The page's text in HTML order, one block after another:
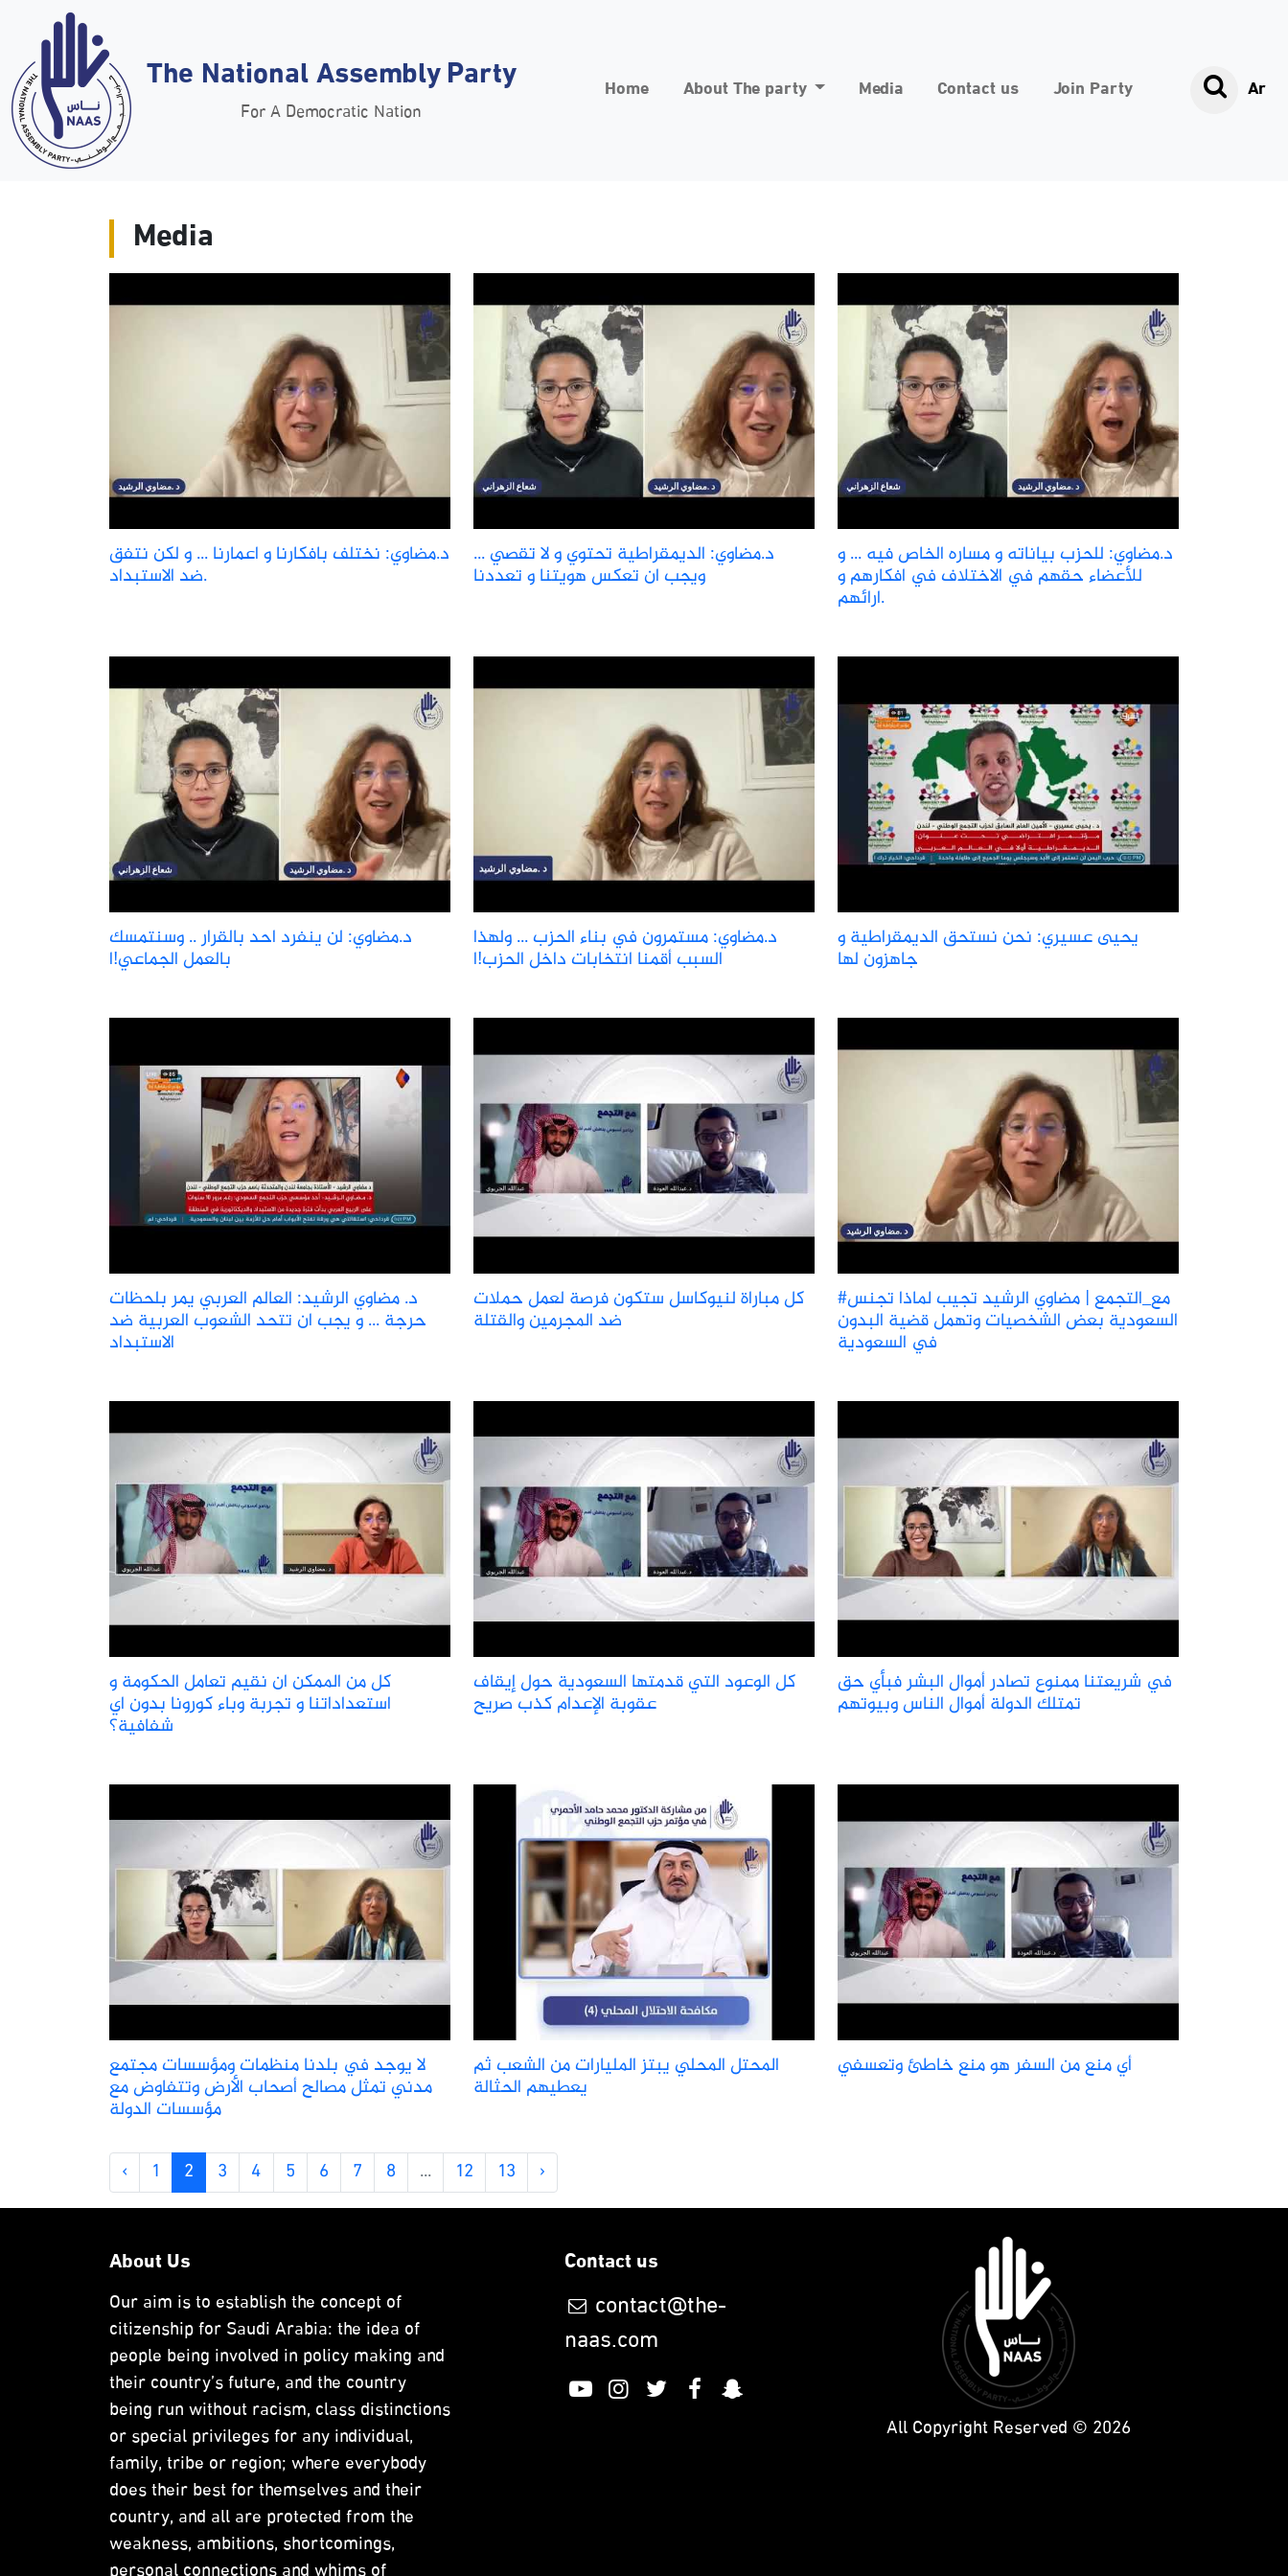
The National Assembly Party
For A Democratic Nation
Home About The party Media Contact us Join Party Ar
Media
د.مضاوي: نختلف بافكارنا و اعمارنا ... و لكن نتفق
ضد الاستبداد.
د.مضاوي: الديمقراطية تحتوي و لا تقصي ...
ويجب ان تعكس هويتنا و تعددنا
د.مضاوي: للحزب بياناته و مساره الخاص فيه ... و
للأعضاء حقهم في الاختلاف في افكارهم و
ارائهم.
د.مضاوي: لن ينفرد احد بالقرار .. وسنتمسك
بالعمل الجماعي!ا
د.مضاوي: مستمرون في بناء الحزب ... ولهذا
السبب أقمنا انتخابات داخل الحزب!ا
يحيى عسيري: نحن نستحق الديمقراطية و
جاهزون لها
د. مضاوي الرشيد: العالم العربي يمر بلحظات
حرجة ... و يجب ان تتحد الشعوب العربية ضد
الاستبداد
كل مباراة لنيوكاسل ستكون فرصة لعمل حملات
ضد المجرمين والقتلة
#مع_التجمع | مضاوي الرشيد تجيب لماذا تجنس
السعودية بعض الشخصيات وتهمل قضية البدون
في السعودية
كل من الممكن ان نقيم تعامل الحكومة و
استعداداتنا و تجربة وباء كورونا بدون اي
شفافية؟
كل الوعود التي قدمتها السعودية حول إيقاف
عقوبة الإعدام كذب صريح
في شريعتنا ممنوع تصادر أموال البشر فبأي حق
تمتلك الدولة أموال الناس وبيوتهم
لا يوجد في بلدنا منظمات ومؤسسات مجتمع
مدني تمثل مصالح أصحاب الأرض وتتفاوض مع
مؤسسات الدولة
المحتل المحلي يبتز المليارات من الشعب ثم
يعطيهم الحثالة
أي منع من السفر هو منع خاطئ وتعسفي
‹ 1 2 3 4 5 6 7 8 ... 12 13 ›
About Us
Our aim is to establish the concept of
citizenship for Saudi Arabia: the idea of
people being involved in policy making and
their country’s future, and the country
being run without racism, class distinctions
or special privileges for any individual,
family, tribe or region; where everybody
does their best for themselves and their
country, and all are protected from the
weakness, ambitions, shortcomings,
Contact us
contact@the-
naas.com
All Copyright Reserved © 2026